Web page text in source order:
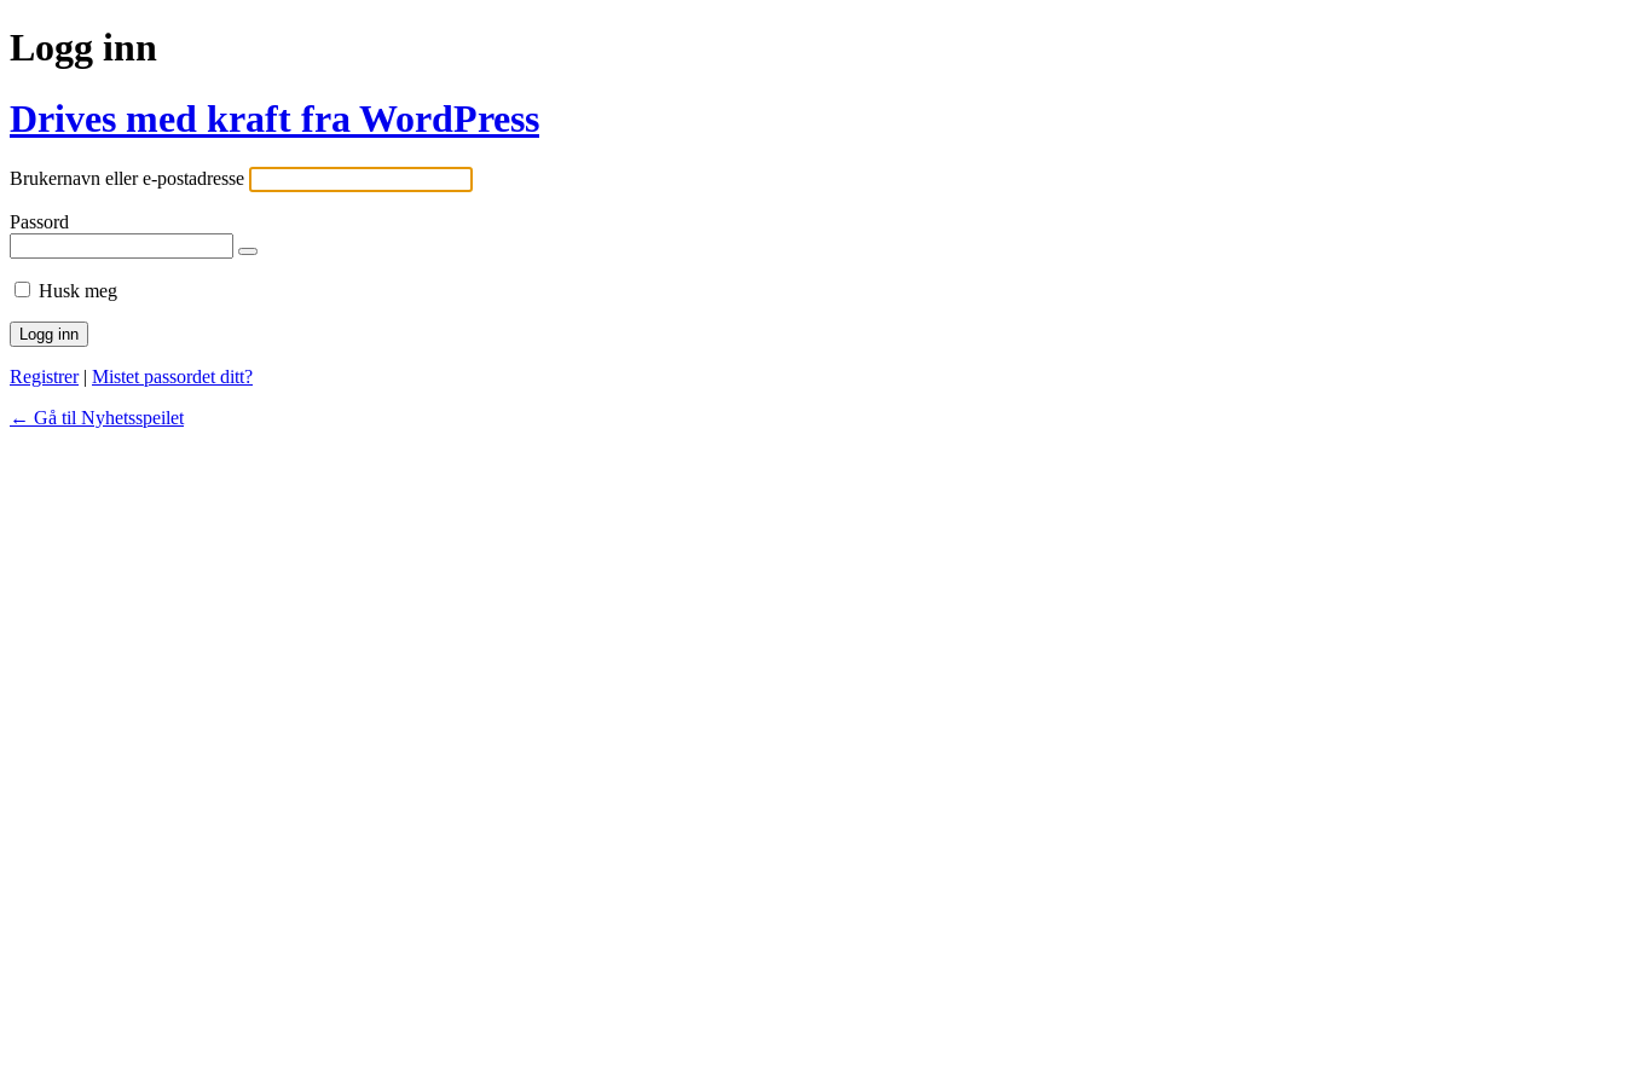
Logg inn
Drives med kraft fra WordPress
Brukernavn eller e-postadresse
Passord
Husk meg
Registrer| Mistet passordet ditt?
← Gå til Nyhetsspeilet